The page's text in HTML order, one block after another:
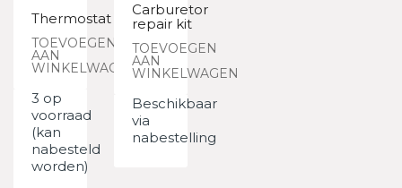
Thermostat
TOEVOEGEN
AAN
WINKELWAGEN
3 op
voorraad
(kan
nabesteld
worden)
Carburetor
repair kit
TOEVOEGEN
AAN
WINKELWAGEN
Beschikbaar
via
nabestelling